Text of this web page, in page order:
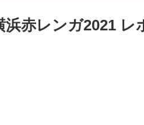
浜赤レンガ2021 レ